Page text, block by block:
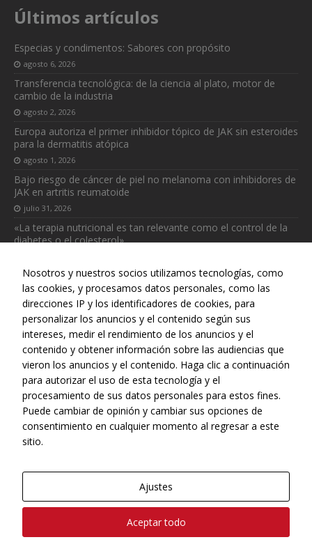
Últimos artículos
Especias y condimentos: Sabores con propósito
agosto 6, 2026
Transferencia tecnológica: de la ciencia al plato, motor de
cambio de la industria
agosto 2, 2026
Europa autoriza el primer inhibidor tópico de JAK sin esteroides
para la dermatitis atópica
agosto 1, 2026
Bajo riesgo de cáncer de piel no melanoma con inhibidores de
JAK en artritis reumatoide
julio 31, 2026
«La terapia nutricional es tan relevante como el control de la
diabetes o el colesterol»
Web realizada con el patrocinio del Centro Español de Derechos
Reprográficos
Diseño y desarrollo webNIOXLAN GLOBAL
Nosotros y nuestros socios utilizamos tecnologías, como
las cookies, y procesamos datos personales, como las
direcciones IP y los identificadores de cookies, para
personalizar los anuncios y el contenido según sus
intereses, medir el rendimiento de los anuncios y el
contenido y obtener información sobre las audiencias que
vieron los anuncios y el contenido. Haga clic a continuación
para autorizar el uso de esta tecnología y el
procesamiento de sus datos personales para estos fines.
Puede cambiar de opinión y cambiar sus opciones de
consentimiento en cualquier momento al regresar a este
sitio.
Ajustes
Aceptar todo